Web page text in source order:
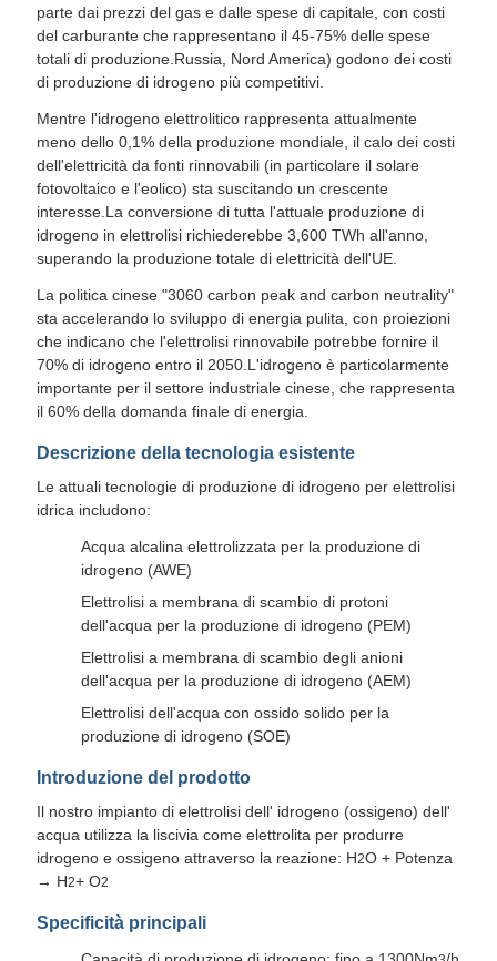
parte dai prezzi del gas e dalle spese di capitale, con costi
del carburante che rappresentano il 45-75% delle spese
totali di produzione.Russia, Nord America) godono dei costi
di produzione di idrogeno più competitivi.
Mentre l'idrogeno elettrolitico rappresenta attualmente
meno dello 0,1% della produzione mondiale, il calo dei costi
dell'elettricità da fonti rinnovabili (in particolare il solare
fotovoltaico e l'eolico) sta suscitando un crescente
interesse.La conversione di tutta l'attuale produzione di
idrogeno in elettroli­si richiederebbe 3,600 TWh all'anno,
superando la produzione totale di elettricità dell'UE.
La politica cinese "3060 carbon peak and carbon neutrality"
sta accelerando lo sviluppo di energia pulita, con proiezioni
che indicano che l'elettrolisi rinnovabile potrebbe fornire il
70% di idrogeno entro il 2050.L'idrogeno è particolarmente
importante per il settore industriale cinese, che rappresenta
il 60% della domanda finale di energia.
Descrizione della tecnologia esistente
Le attuali tecnologie di produzione di idrogeno per elettrolisi
idrica includono:
Acqua alcalina elettrolizzata per la produzione di
idrogeno (AWE)
Elettrolisi a membrana di scambio di protoni
dell'acqua per la produzione di idrogeno (PEM)
Elettrolisi a membrana di scambio degli anioni
dell'acqua per la produzione di idrogeno (AEM)
Elettrolisi dell'acqua con ossido solido per la
produzione di idrogeno (SOE)
Introduzione del prodotto
Il nostro impianto di elettrolisi dell' idrogeno (ossigeno) dell'
acqua utilizza la liscivia come elettrolita per produrre
idrogeno e ossigeno attraverso la reazione: H2O + Potenza
→ H2+ O2
Specificità principali